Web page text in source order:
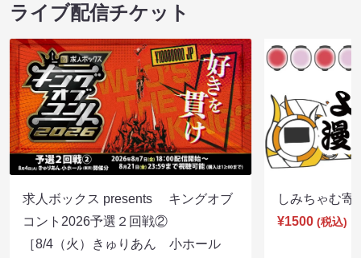
ライブ配信チケット
求人ボックス presents キングオブ
コント2026予選２回戦②
［8/4（火）きゅりあん 小ホール
しみちゃむ
¥1500 (税込)